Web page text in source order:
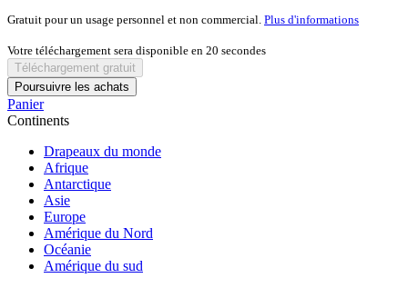
Gratuit pour un usage personnel et non commercial. Plus d'informations
Votre téléchargement sera disponible en 20 secondes
Téléchargement gratuit
Poursuivre les achats
Panier
Continents
Drapeaux du monde
Afrique
Antarctique
Asie
Europe
Amérique du Nord
Océanie
Amérique du sud